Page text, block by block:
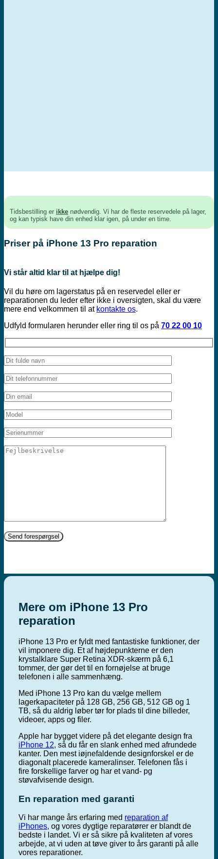
Tidsbestilling er ikke nødvendig. Vi har de fleste reservedele på lager,
og kan typisk have din enhed klar igen, på under en time.
Priser på iPhone 13 Pro reparation
Vi står altid klar til at hjælpe dig!
Vil du høre om lagerstatus på en reservedel eller er
reparationen du leder efter ikke i oversigten, skal du være
mere end velkommen til at kontakte os.
Udfyld formularen herunder eller ring til os på 70 22 00 10
Mere om iPhone 13 Pro
reparation
iPhone 13 Pro er fyldt med fantastiske funktioner, der
vil imponere dig. Et af højdepunkterne er den
krystalklare Super Retina XDR-skærm på 6,1
tommer, der gør det til en fornøjelse at bruge
telefonen i alle sammenhæng.
Med iPhone 13 Pro kan du vælge mellem
lagerkapaciteter på 128 GB, 256 GB, 512 GB og 1
TB, så du aldrig løber tør for plads til dine billeder,
videoer, apps og filer.
Apple har bygget videre på det elegante design fra
iPhone 12, så du får en slank enhed med afrundede
kanter. Den mest iøjnefaldende designforskel er de
diagonalt placerede kameralinser. Telefonen fås i
fire forskellige farver og har et vand- pg
støvafvisende design.
En reparation med garanti
Vi har mange års erfaring med reparation af
iPhones, og vores dygtige reparatører er blandt de
bedste i landet. Vi er så sikre på kvaliteten af vores
arbejde, at vi uden at tøve giver to års garanti på alle
vores reparationer.